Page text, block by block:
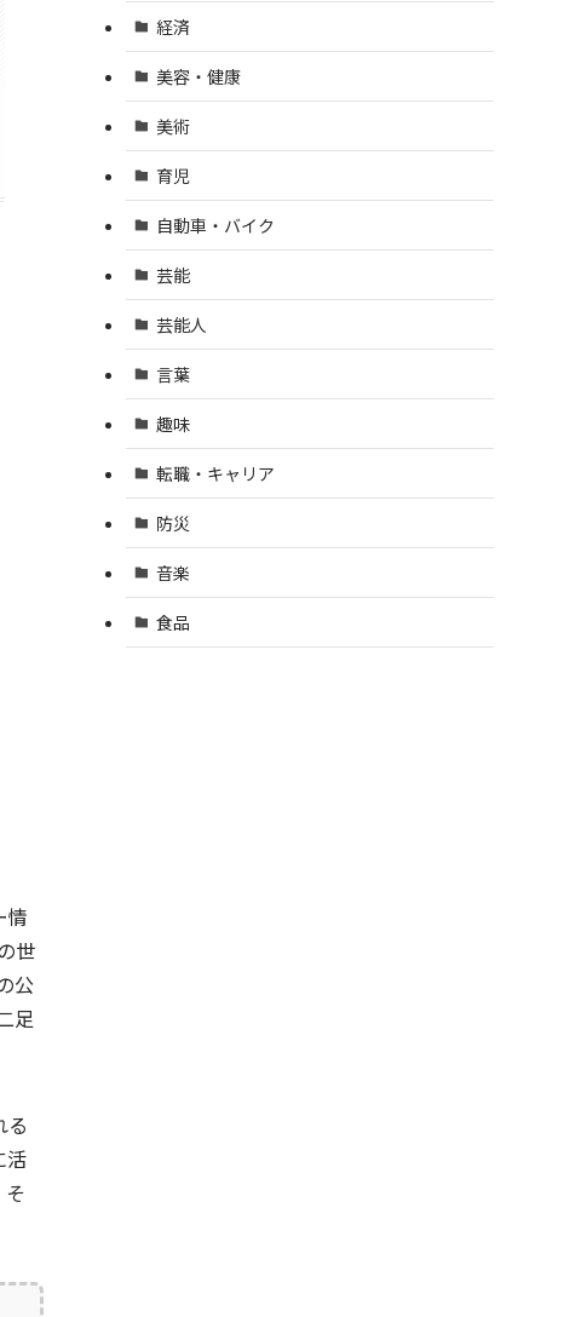
情
世
公
足
る
活
経済
美容・健康
美術
育児
自動車・バイク
芸能
芸能人
言葉
趣味
転職・キャリア
防災
音楽
食品